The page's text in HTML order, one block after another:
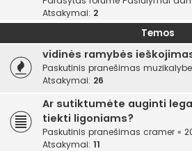
Atsakymai: 2
Temos
vidinės ramybės
Paskutinis pranešimas muzikalybe
Atsakymai: 26
Ar sutiktumėte auginti
tiekti ligoniams?
Paskutinis pranešimas cramer «
Atsakymai: 11